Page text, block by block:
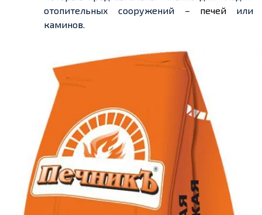
отопительных сооружений – печейили
каминов.